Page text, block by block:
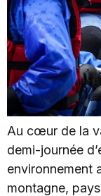
Au cœur de la
demi-journée
environnement
montagne,